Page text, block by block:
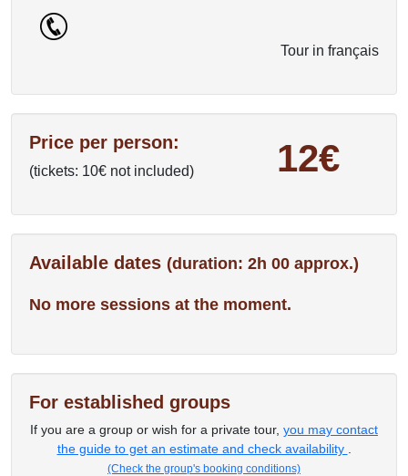
Tour in français
Price per person:
(tickets: 10€ not included) 12€
Available dates (duration: 2h 00 approx.)
No more sessions at the moment.
For established groups
If you are a group or wish for a private tour, you may contact
the guide to get an estimate and check availability
(Check the group's booking conditions)